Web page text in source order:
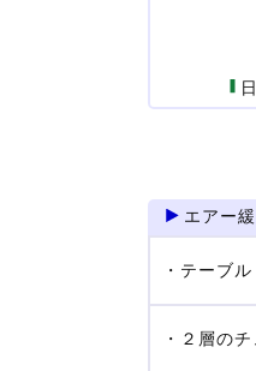
エアー
・テーブ
・２層の